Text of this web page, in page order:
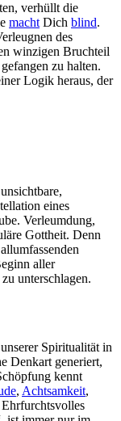
verhüllt die
macht Dich blind.
des
winzigen Bruchteil
zu halten.
Logik heraus, der
eines
Verleumdung,
Gottheit. Denn
aller
unterschlagen.
Spiritualität in
Denkart generiert,
kennt
, Achtsamkeit,